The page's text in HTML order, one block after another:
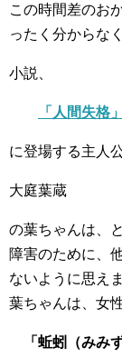
この時間差のお
ったく分からな
小説、
「人間失格」
に登場する主人
大庭葉蔵
の葉ちゃんは、
障害のために、
ないように思え
葉ちゃんは、女
「蚯蚓（みみ